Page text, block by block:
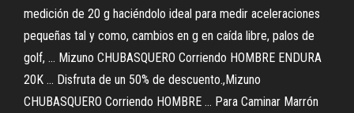
medición de 20 g haciéndolo ideal para medir aceleraciones
pequeñas tal y como, cambios en g en caída libre, palos de
golf, ... Mizuno CHUBASQUERO Corriendo HOMBRE ENDURA
20K ... Disfruta de un 50% de descuento.,Mizuno
CHUBASQUERO Corriendo HOMBRE ... Para Caminar Marrón